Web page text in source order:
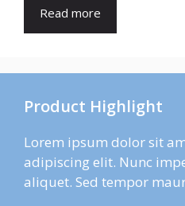
Read more
Product Highlight
Lorem ipsum dolor sit
adipiscing elit. Nunc
aliquet. Sed tempor